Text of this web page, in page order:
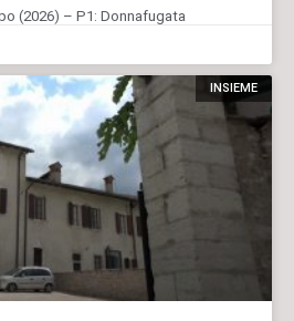
(2026) – P1: Donnafugata
INSIEME